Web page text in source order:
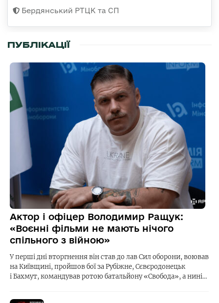
Бердянський РТЦК та СП
ПУБЛІКАЦІЇ
Актор і офіцер Володимир Ращук:
«Воєнні фільми не мають нічого
спільного з війною»
У перші дні вторгнення він став до лав Сил оборони, воював
на Київщині, пройшов бої за Рубіжне, Сєвєродонецьк
і Бахмут, командував ротою батальйону «Свобода», а нині…